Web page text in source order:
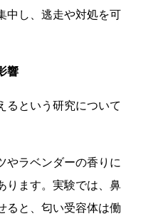
中し、逃走や対処を可
響
という研究について
ラベンダーの香りに
ります。実験では、鼻
ると、匂い受容体は働